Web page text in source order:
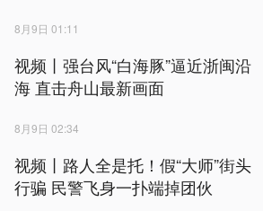
8月9日 01:11
视频丨强台风“白海豚”逼近浙闽沿
海 直击舟山最新画面
8月9日 02:34
视频丨路人全是托！假“大师”街头
行骗 民警飞身一扑端掉团伙